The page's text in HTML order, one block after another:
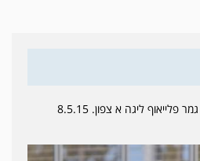
ליגה א צפון. 8.5.15